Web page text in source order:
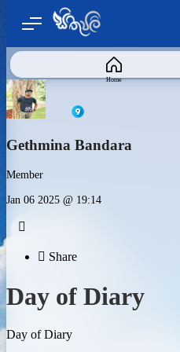
Home
Gethmina Bandara
Member
Jan 06 2025 @ 19:14

 Share
Day of Diary
Day of Diary